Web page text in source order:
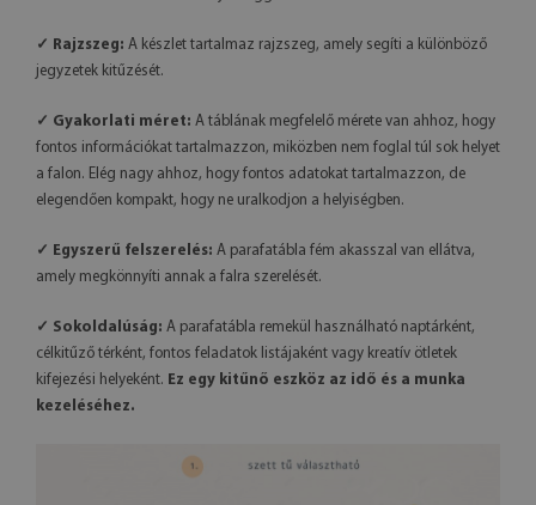
✓ Rajzszeg: A készlet tartalmaz rajzszeg, amely segíti a különböző
jegyzetek kitűzését.
✓ Gyakorlati méret: A táblának megfelelő mérete van ahhoz, hogy
fontos információkat tartalmazzon, miközben nem foglal túl sok helyet
a falon. Elég nagy ahhoz, hogy fontos adatokat tartalmazzon, de
elegendően kompakt, hogy ne uralkodjon a helyiségben.
✓ Egyszerű felszerelés: A parafatábla fém akasszal van ellátva,
amely megkönnyíti annak a falra szerelését.
✓ Sokoldalúság: A parafatábla remekül használható naptárként,
célkitűző térként, fontos feladatok listájaként vagy kreatív ötletek
kifejezési helyeként. Ez egy kitűnő eszköz az idő és a munka
kezeléséhez.